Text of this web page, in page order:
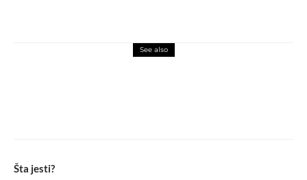
See also
Šta jesti?